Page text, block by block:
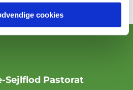
cookies
Sejlflod Pastorat